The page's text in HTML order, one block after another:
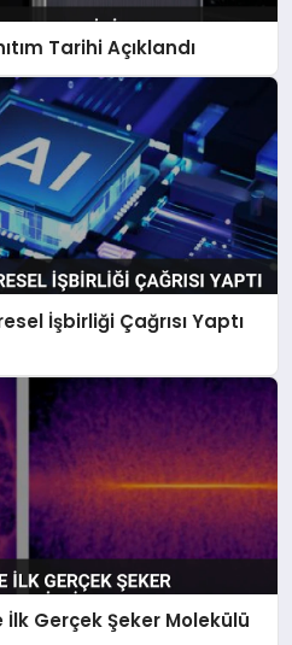
Tarihi Açıklandı
İşbirliği Çağrısı Yaptı
Gerçek Şeker Molekülü